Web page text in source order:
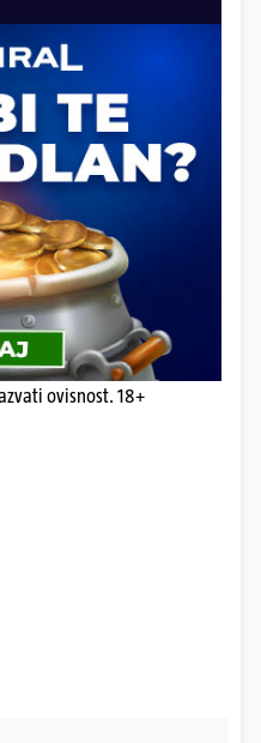
ovisnost. 18+